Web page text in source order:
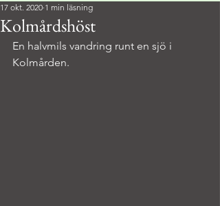
Kolmårdshöst
17 okt. 2020 1 min läsning
En halvmils vandring runt en sjö i
Kolmården.